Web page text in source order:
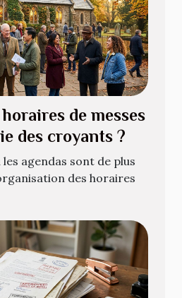
de messes
des croyants ?
agendas sont de plus
des horaires